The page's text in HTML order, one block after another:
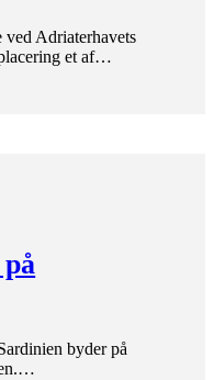
Adriaterhavets
et af…
byder på